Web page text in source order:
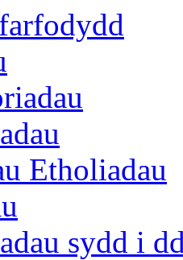
Etholiadau
sydd i